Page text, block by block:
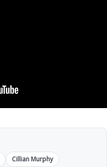
Cillian Murphy